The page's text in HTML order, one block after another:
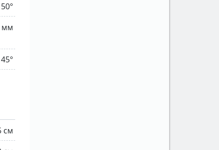
мм
45°
см